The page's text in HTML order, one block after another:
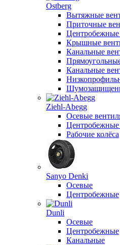
Ostberg
Вытяжные
Приточные
Центробежные
Крышные
Канальные
Канальные
Ziehl-Abegg
Осевые
Центробежные
Рабочие колёса
Sanyo Denki
Осевые
Центробежные
Dunli
Осевые
Центробежные
Канальные